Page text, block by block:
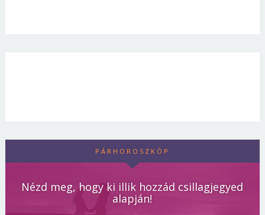
PÁRHOROSZKÓP
Nézd meg, hogy ki illik hozzád csillagjegyed
alapján!